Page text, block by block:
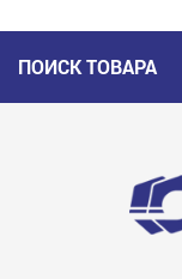
ПОИСК ТОВАРА